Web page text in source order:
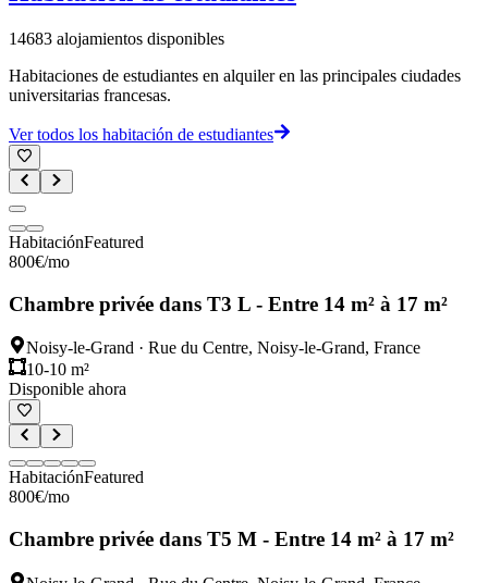
14683 alojamientos disponibles
Habitaciones de estudiantes en alquiler en las principales ciudades
universitarias francesas.
Ver todos los habitación de estudiantes
HabitaciónFeatured
800€/mo
Chambre privée dans T3 L - Entre 14 m² à 17 m²
Noisy-le-Grand · Rue du Centre, Noisy-le-Grand, France
10-10 m²
Disponible ahora
HabitaciónFeatured
800€/mo
Chambre privée dans T5 M - Entre 14 m² à 17 m²